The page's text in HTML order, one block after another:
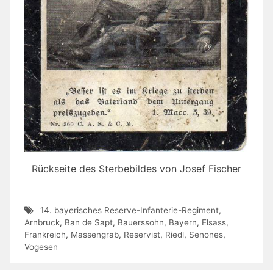
Rückseite des Sterbebildes von Josef Fischer
14. bayerisches Reserve-Infanterie-Regiment,
Arnbruck, Ban de Sapt, Bauerssohn, Bayern, Elsass,
Frankreich, Massengrab, Reservist, Riedl, Senones,
Vogesen